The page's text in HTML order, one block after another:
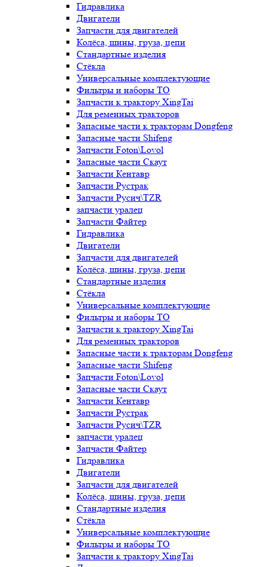
Гидравлика
Двигатели
Запчасти для двигателей
Колёса, шины, груза, цепи
Стандартные изделия
Стёкла
Универсальные комплектующие
Фильтры и наборы ТО
Запчасти к трактору XingTai
Для ременных тракторов
Запасные части к тракторам Dongfeng
Запасные части Shifeng
Запчасти Foton\Lovol
Запасные части Скаут
Запчасти Кентавр
Запчасти Рустрак
Запчасти Русич\TZR
запчасти уралец
Запчасти Файтер
Гидравлика
Двигатели
Запчасти для двигателей
Колёса, шины, груза, цепи
Стандартные изделия
Стёкла
Универсальные комплектующие
Фильтры и наборы ТО
Запчасти к трактору XingTai
Для ременных тракторов
Запасные части к тракторам Dongfeng
Запасные части Shifeng
Запчасти Foton\Lovol
Запасные части Скаут
Запчасти Кентавр
Запчасти Рустрак
Запчасти Русич\TZR
запчасти уралец
Запчасти Файтер
Гидравлика
Двигатели
Запчасти для двигателей
Колёса, шины, груза, цепи
Стандартные изделия
Стёкла
Универсальные комплектующие
Фильтры и наборы ТО
Запчасти к трактору XingTai